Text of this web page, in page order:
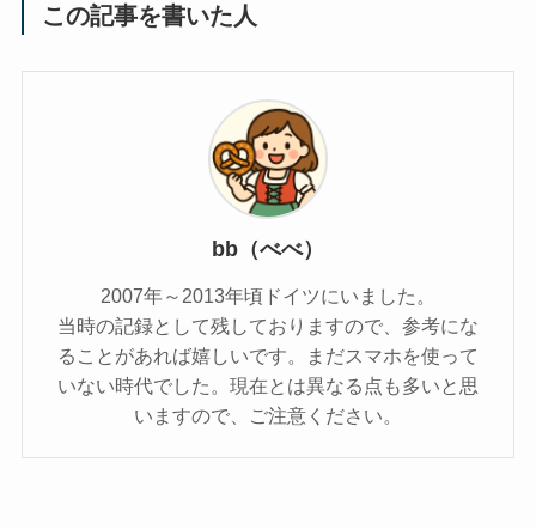
この記事を書いた人
bb（べべ）
2007年～2013年頃ドイツにいました。
当時の記録として残しておりますので、参考にな
ることがあれば嬉しいです。まだスマホを使って
いない時代でした。現在とは異なる点も多いと思
いますので、ご注意ください。